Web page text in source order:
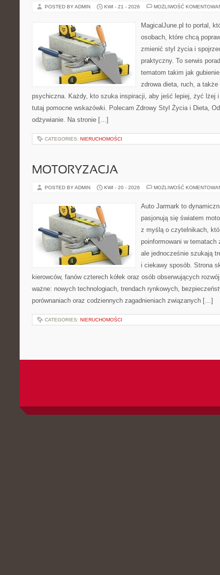
POSTED BY ADMIN KWI - 21 - 2026 MOŻLIWOŚĆ
MagicalJune.pl to portal,
osobach, które chcą
zmienić styl życia i
praktyczny. To serwis
tematom takim jak
zdrowa dieta, ruch, a
psychiczna. Każdy, kto szuka inspiracji, aby jeść lepiej, żyć lżej
tutaj pomocne wskazówki. Polecam Zdrowy Styl Życia i Dieta,
odżywianie. Na stronie […]
CATEGORIES: NIERUCHOMOŚCI
MOTORYZACJA
POSTED BY ADMIN KWI - 20 - 2026 MOŻLIWOŚĆ
Auto Jarmark to
pasjonują się światem
z myślą o czytelnikach,
poinformowani w
ale jednocześnie szukają
i ciekawy sposób. Strona
kierowców, fanów czterech kółek oraz osób obserwujących
ważne: nowych technologiach, trendach rynkowych,
porównaniach oraz codziennych zagadnieniach związanych […]
CATEGORIES: NIERUCHOMOŚCI